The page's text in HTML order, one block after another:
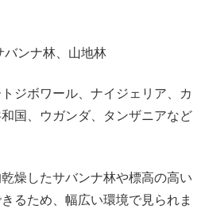
バンナ林、山地林
ジボワール、ナイジェリア、カ
国、ウガンダ、タンザニアなど
燥したサバンナ林や標高の高い
るため、幅広い環境で見られま